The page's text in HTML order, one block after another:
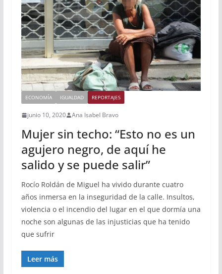
ECONOMÍA IGUALDAD REPORTAJES
junio 10, 2020 Ana Isabel Bravo
Mujer sin techo: “Esto no es un
agujero negro, de aquí he
salido y se puede salir”
Rocío Roldán de Miguel ha vivido durante cuatro
años inmersa en la inseguridad de la calle. Insultos,
violencia o el incendio del lugar en el que dormía una
noche son algunas de las injusticias que ha tenido
que sufrir
Leer más